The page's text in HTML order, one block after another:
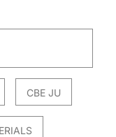
CBE JU